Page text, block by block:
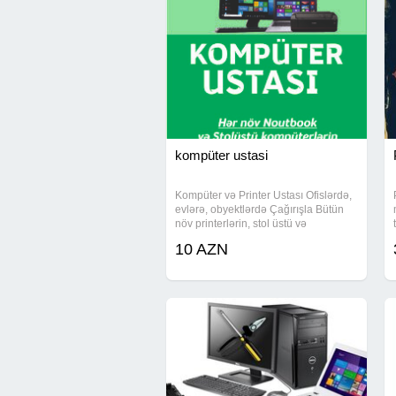
#windowsXP #kamera
#kameraquraşdırılması #parol
#telefon #telefon ustasi#kaburo
#suse #üzlük
kompüter ustasi
Kompüter və Printer Ustası Ofislərdə,
evlərə, obyektlərdə Çağırışla Bütün
növ printerlərin, stol üstü və
deyişdirilməsi və proqramlaşdırılması
10 AZN